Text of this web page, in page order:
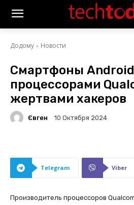
Додому Новости
Смартфоны
процессорами
жертвами хакеров
Євген 10 Октября 2024
Telegram Viber
Производитель процессоров